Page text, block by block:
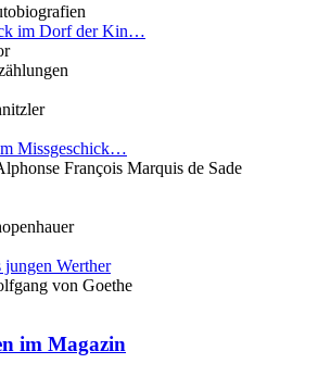
im Dorf der Kin…
Missgeschick…
François Marquis de Sade
Werther
von Goethe
im Magazin